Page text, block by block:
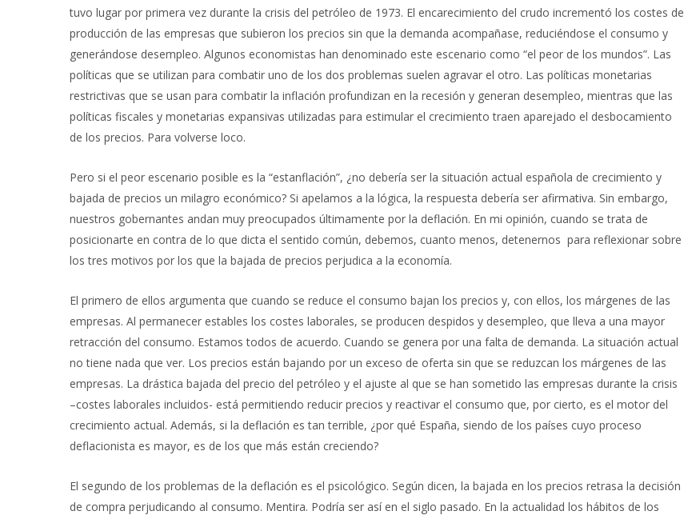
tuvo lugar por primera vez durante la crisis del petróleo de 1973. El encarecimiento del crudo incrementó los costes de
producción de las empresas que subieron los precios sin que la demanda acompañase, reduciéndose el consumo y
generándose desempleo. Algunos economistas han denominado este escenario como “el peor de los mundos”. Las
políticas que se utilizan para combatir uno de los dos problemas suelen agravar el otro. Las políticas monetarias
restrictivas que se usan para combatir la inflación profundizan en la recesión y generan desempleo, mientras que las
políticas fiscales y monetarias expansivas utilizadas para estimular el crecimiento traen aparejado el desbocamiento
de los precios. Para volverse loco.
Pero si el peor escenario posible es la “estanflación”, ¿no debería ser la situación actual española de crecimiento y
bajada de precios un milagro económico? Si apelamos a la lógica, la respuesta debería ser afirmativa. Sin embargo,
nuestros gobernantes andan muy preocupados últimamente por la deflación. En mi opinión, cuando se trata de
posicionarte en contra de lo que dicta el sentido común, debemos, cuanto menos, detenernos para reflexionar sobre
los tres motivos por los que la bajada de precios perjudica a la economía.
El primero de ellos argumenta que cuando se reduce el consumo bajan los precios y, con ellos, los márgenes de las
empresas. Al permanecer estables los costes laborales, se producen despidos y desempleo, que lleva a una mayor
retracción del consumo. Estamos todos de acuerdo. Cuando se genera por una falta de demanda. La situación actual
no tiene nada que ver. Los precios están bajando por un exceso de oferta sin que se reduzcan los márgenes de las
empresas. La drástica bajada del precio del petróleo y el ajuste al que se han sometido las empresas durante la crisis
–costes laborales incluidos- está permitiendo reducir precios y reactivar el consumo que, por cierto, es el motor del
crecimiento actual. Además, si la deflación es tan terrible, ¿por qué España, siendo de los países cuyo proceso
deflacionista es mayor, es de los que más están creciendo?
El segundo de los problemas de la deflación es el psicológico. Según dicen, la bajada en los precios retrasa la decisión
de compra perjudicando al consumo. Mentira. Podría ser así en el siglo pasado. En la actualidad los hábitos de los